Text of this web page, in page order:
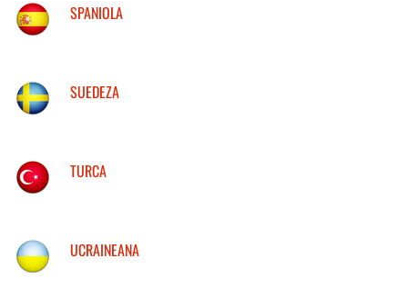
SPANIOLA
SUEDEZA
TURCA
UCRAINEANA